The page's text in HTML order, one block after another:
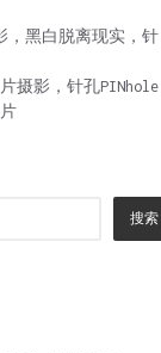
，黑白脱离现实，针
摄影，针孔PINhole
搜索